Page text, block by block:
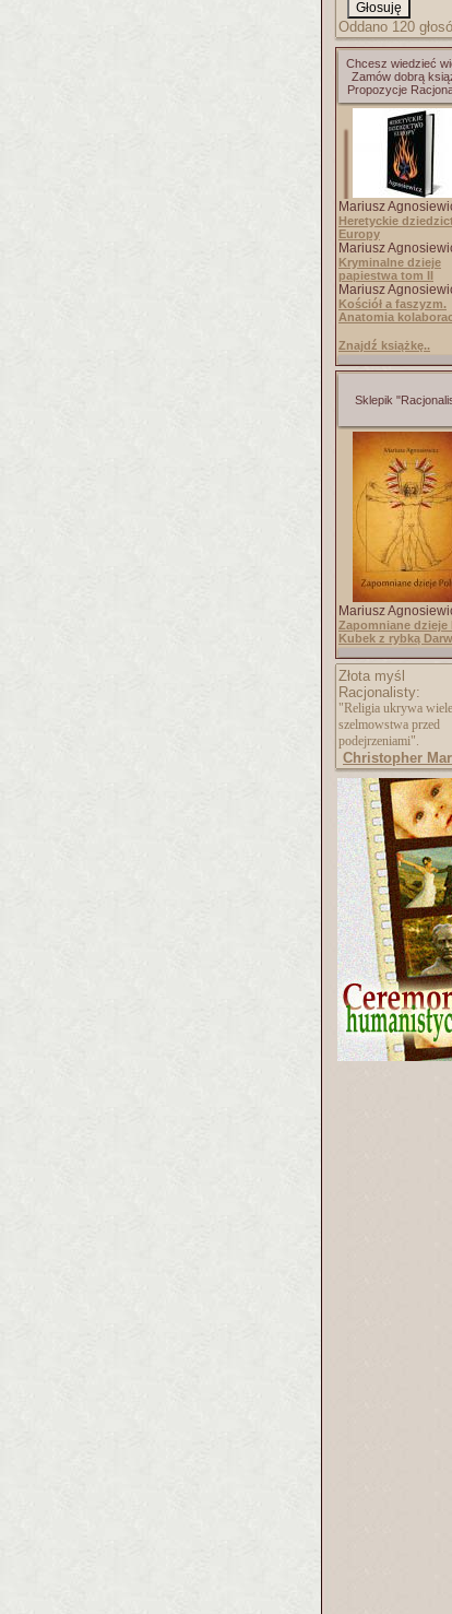
Oddano 120
Chcesz wiedzieć
Zamów dobrą
Propozycje
Mariusz
Heretyckie
Europy
Mariusz
Kryminalne dzieje
papiestwa tom II
Mariusz
Kościół a faszyzm.
Anatomia
Znajdź książkę..
Sklepik
Mariusz
Zapomniane dzieje
Kubek z rybką
Złota myśl
Racjonalisty:
"Religia ukrywa wiele
szelmowstwa przed
podejrzeniami".
Christopher